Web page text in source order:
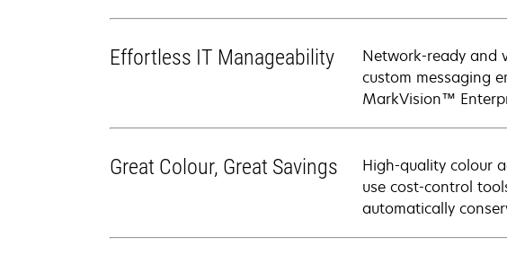
Effortless IT Manageability
Network-ready and
custom messaging
MarkVision™
Great Colour, Great Savings
High-quality colour
use cost-control
automatically